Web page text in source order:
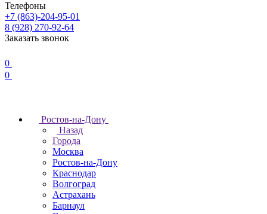
Телефоны
+7 (863)-204-95-01
8 (928) 270-92-64
Заказать звонок
0
0
Ростов-на-Дону
Назад
Города
Москва
Ростов-на-Дону
Краснодар
Волгоград
Астрахань
Барнаул